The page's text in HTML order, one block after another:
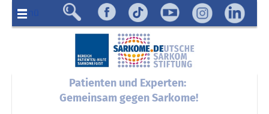
Menü
Patienten und Experten:
Gemeinsam gegen Sarkome!